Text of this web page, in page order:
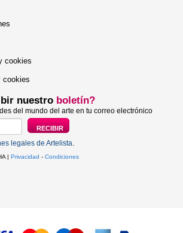
cookies
cookies
nuestro boletín?
del mundo del arte en tu correo electrónico
legales de Artelista.
| Privacidad - Condiciones